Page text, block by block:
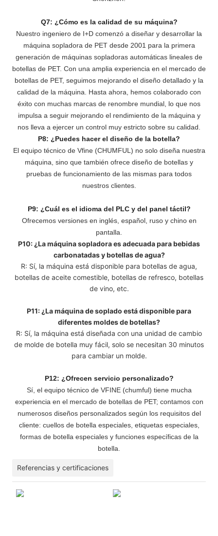
Q7: ¿Cómo es la calidad de su máquina?
Nuestro ingeniero de I+D comenzó a diseñar y desarrollar la
máquina sopladora de PET desde 2001 para la primera
generación de máquinas sopladoras automáticas lineales de
botellas de PET. Con una amplia experiencia en el mercado de
botellas de PET, seguimos mejorando el diseño detallado y la
calidad de la máquina. Hasta ahora, hemos colaborado con
éxito con muchas marcas de renombre mundial, lo que nos
impulsa a seguir mejorando el rendimiento de la máquina y
nos lleva a ejercer un control muy estricto sobre su calidad.
P8: ¿Puedes hacer el diseño de la botella?
El equipo técnico de Vfine (CHUMFUL) no solo diseña nuestra
máquina, sino que también ofrece diseño de botellas y
pruebas de funcionamiento de las mismas para todos
nuestros clientes.
P9: ¿Cuál es el idioma del PLC y del panel táctil?
Ofrecemos versiones en inglés, español, ruso y chino en
pantalla.
P10: ¿La máquina sopladora es adecuada para bebidas
carbonatadas y botellas de agua?
R: Sí, la máquina está disponible para botellas de agua,
botellas de aceite comestible, botellas de refresco, botellas
de vino, etc.
P11: ¿La máquina de soplado está disponible para
diferentes moldes de botellas?
R: Sí, la máquina está diseñada con una unidad de cambio
de molde de botella muy fácil, solo se necesitan 30 minutos
para cambiar un molde.
P12: ¿Ofrecen servicio personalizado?
Sí, el equipo técnico de VFINE (chumful) tiene mucha
experiencia en el mercado de botellas de PET; contamos con
numerosos diseños personalizados según los requisitos del
cliente: cuellos de botella especiales, etiquetas especiales,
formas de botella especiales y funciones específicas de la
botella.
Referencias y certificaciones